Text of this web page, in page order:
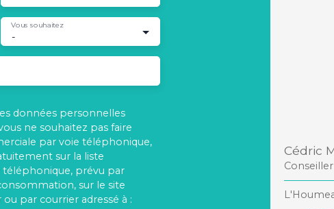
-
Vous souhaitez
données personnelles
ne souhaitez pas faire
par voie téléphonique,
sur la liste
prévu par
sur le site
par courrier adressé à :
Cédric